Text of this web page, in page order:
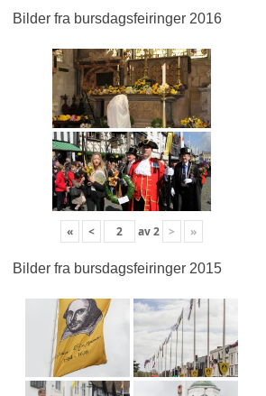
Bilder fra bursdagsfeiringer 2016
« < av2 > »
Bilder fra bursdagsfeiringer 2015